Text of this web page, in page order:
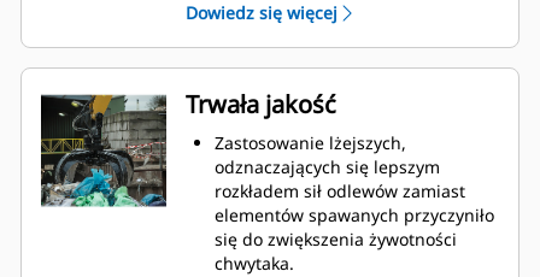
poprawia całkowity współczynnik
napełnienia o nawet 140–200
procent.
W maszynach Cat są wstępnie
programowane optymalne
ustawienia wydajności chwytaka,
maksymalizujące synergię i
wydajność maszyny oraz chwytaka.
Osiągnij nowe poziomy i korzystaj
z bardziej precyzyjnego
sterowania obrotem. Mała
Dowiedz się więcej
Trwała jakość
Zastosowanie lżejszych,
odznaczających się lepszym
rozkładem sił odlewów zamiast
elementów spawanych przyczyniło
się do zwiększenia żywotności
chwytaka.